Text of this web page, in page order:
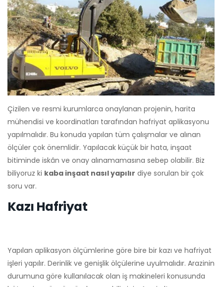
Çizilen ve resmi kurumlarca onaylanan projenin, harita
mühendisi ve koordinatları tarafından hafriyat aplikasyonu
yapılmalıdır. Bu konuda yapılan tüm çalışmalar ve alınan
ölçüler çok önemlidir. Yapılacak küçük bir hata, inşaat
bitiminde iskân ve onay alınamamasına sebep olabilir. Biz
biliyoruz ki kaba inşaat nasıl yapılır diye sorulan bir çok
soru var.
Kazı Hafriyat
Yapılan aplikasyon ölçümlerine göre bire bir kazı ve hafriyat
işleri yapılır. Derinlik ve genişlik ölçülerine uyulmalıdır. Arazinin
durumuna göre kullanılacak olan iş makineleri konusunda